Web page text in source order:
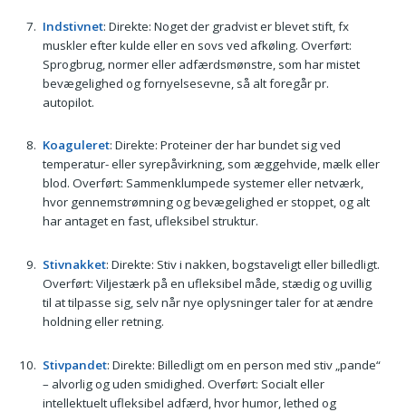
Indstivnet: Direkte: Noget der gradvist er blevet stift, fx
muskler efter kulde eller en sovs ved afkøling. Overført:
Sprogbrug, normer eller adfærdsmønstre, som har mistet
bevægelighed og fornyelsesevne, så alt foregår pr.
autopilot.
Koaguleret: Direkte: Proteiner der har bundet sig ved
temperatur- eller syrepåvirkning, som æggehvide, mælk eller
blod. Overført: Sammenklumpede systemer eller netværk,
hvor gennemstrømning og bevægelighed er stoppet, og alt
har antaget en fast, ufleksibel struktur.
Stivnakket: Direkte: Stiv i nakken, bogstaveligt eller billedligt.
Overført: Viljestærk på en ufleksibel måde, stædig og uvillig
til at tilpasse sig, selv når nye oplysninger taler for at ændre
holdning eller retning.
Stivpandet: Direkte: Billedligt om en person med stiv „pande“
– alvorlig og uden smidighed. Overført: Socialt eller
intellektuelt ufleksibel adfærd, hvor humor, lethed og